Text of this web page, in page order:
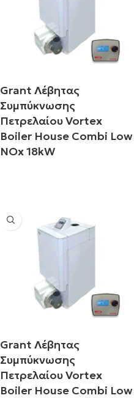
Grant Λέβητας
Συμπύκνωσης
Πετρελαίου Vortex
Boiler House Combi Low
NOx 18kW
Grant Λέβητας
Συμπύκνωσης
Πετρελαίου Vortex
Boiler House Combi Low